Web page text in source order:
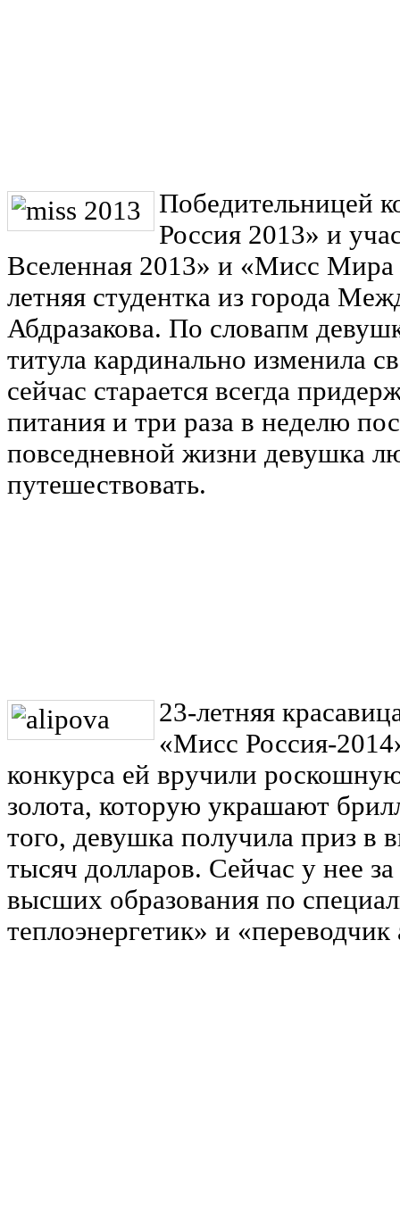
Победительницей
Россия 2013» и
Вселенная 2013» и «Мисс
летняя студентка из города
Абдразакова. По словапм
титула кардинально изменила
сейчас старается всегда
питания и три раза в неделю
повседневной жизни девушка
путешествовать.
23-летняя
«Мисс Россия-
конкурса ей вручили
золота, которую украшают
того, девушка получила приз в
тысяч долларов. Сейчас у нее
высших образования по
теплоэнергетик» и «переводчик